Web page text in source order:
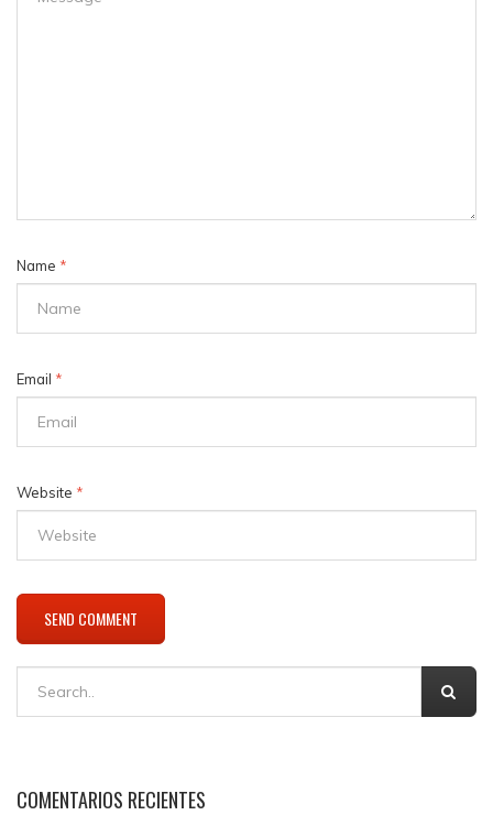
Name *
Email *
Website *
COMENTARIOS RECIENTES